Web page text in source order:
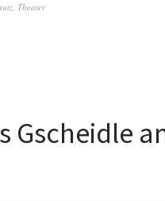
, Theater
Gscheidle